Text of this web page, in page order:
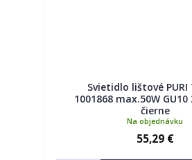
Svietidlo lištové PURI
1001868 max.50W GU10
čierne
55,29 €
Na objednávku